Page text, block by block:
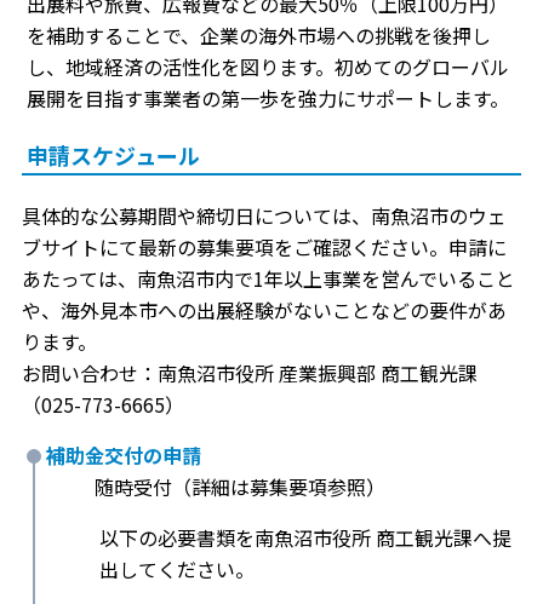
を補助することで、企業の海外市場への挑戦を後押し
し、地域経済の活性化を図ります。初めてのグローバル
展開を目指す事業者の第一歩を強力にサポートします。
申請スケジュール
具体的な公募期間や締切日については、南魚沼市のウェ
ブサイトにて最新の募集要項をご確認ください。申請に
あたっては、南魚沼市内で1年以上事業を営んでいること
や、海外見本市への出展経験がないことなどの要件があ
ります。
お問い合わせ：南魚沼市役所 産業振興部 商工観光課
（025-773-6665）
補助金交付の申請
随時受付（詳細は募集要項参照）
以下の必要書類を南魚沼市役所 商工観光課へ提
出してください。